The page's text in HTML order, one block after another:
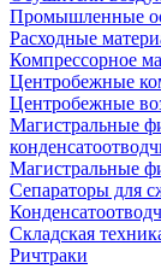
Промышленные
Расходные
Компрессорное
Центробежные
Центробежные
Магистральные
Магистральные
Сепараторы для
Складская
Ричтраки